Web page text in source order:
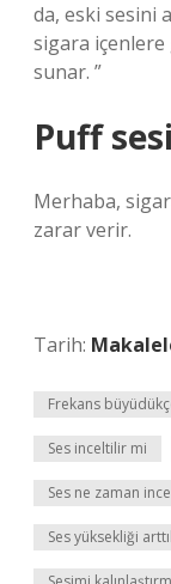
da, eski sesini
sigara içenlere
sunar. ”
Puff
Merhaba,
zarar verir.
Tarih:
Frekans
Ses inceltilir mi
Ses ne zaman
Ses yüksekliği